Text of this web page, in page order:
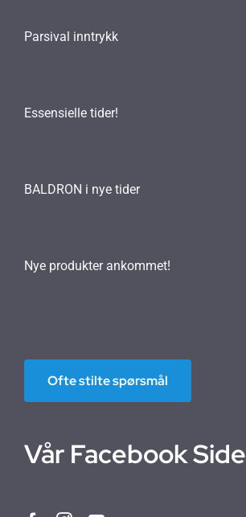
Parsival inntrykk
Essensielle tider!
BALDRON i nye tider
Nye produkter ankommet!
Ofte stilte spørsmål
Vår Facebook Side